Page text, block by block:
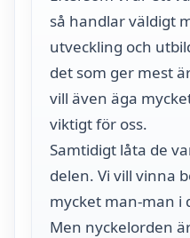
så handlar väldigt
utveckling och
det som ger mest
vill även äga
viktigt för oss.
Samtidigt låta de
delen. Vi vill vinna
mycket man-man i
Men nyckelorden